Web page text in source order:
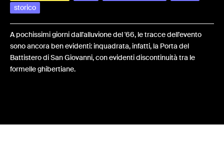
storico
A pochissimi giorni dall'alluvione del '66, le tracce dell'evento
sono ancora ben evidenti: inquadrata, infatti, la Porta del
Battistero di San Giovanni, con evidenti discontinuità tra le
formelle ghibertiane.